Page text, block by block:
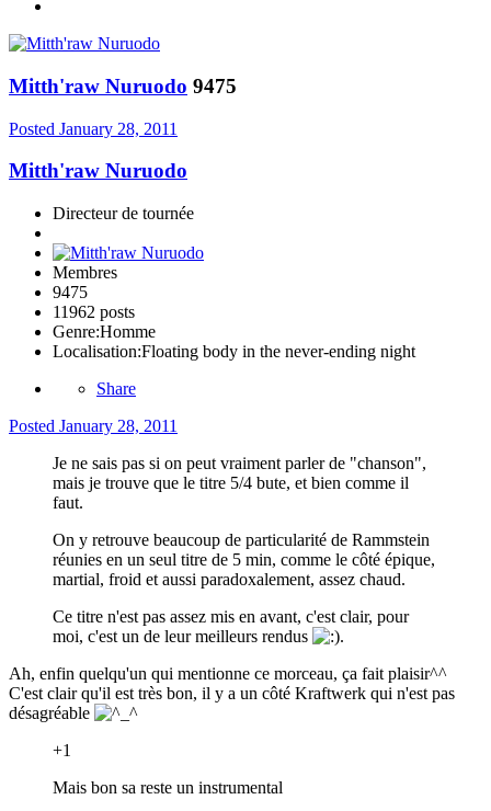
Mitth'raw Nuruodo 9475
Posted January 28, 2011
Mitth'raw Nuruodo
Directeur de tournée
Membres
9475
11962 posts
Genre:Homme
Localisation:Floating body in the never-ending night
Share
Posted January 28, 2011
Je ne sais pas si on peut vraiment parler de "chanson",
mais je trouve que le titre 5/4 bute, et bien comme il
faut.
On y retrouve beaucoup de particularité de Rammstein
réunies en un seul titre de 5 min, comme le côté épique,
martial, froid et aussi paradoxalement, assez chaud.
Ce titre n'est pas assez mis en avant, c'est clair, pour
moi, c'est un de leur meilleurs rendus
.
Ah, enfin quelqu'un qui mentionne ce morceau, ça fait plaisir^^
C'est clair qu'il est très bon, il y a un côté Kraftwerk qui n'est pas
désagréable
+1
Mais bon sa reste un instrumental